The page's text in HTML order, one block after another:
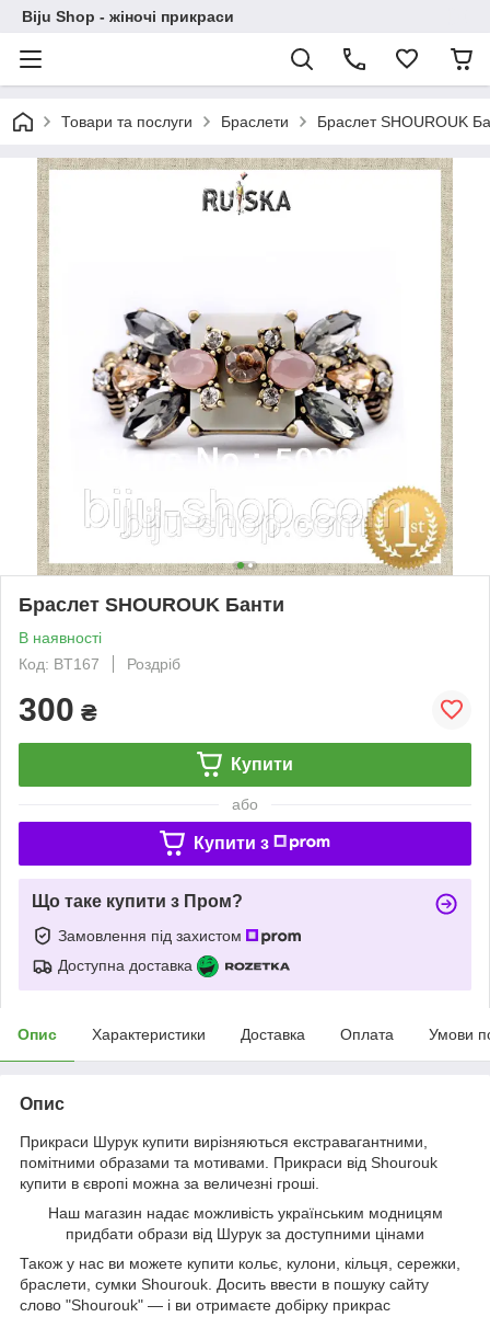
Biju Shop - жіночі прикраси
Товари та послуги Браслети Браслет SHOUROUK
Браслет SHOUROUK Банти
В наявності
Код: BT167
Роздріб
300 ₴
Купити
або
Купити з
Що таке купити з Пром?
Замовлення під захистом
Доступна доставка
Опис Характеристики Доставка Оплата Умови
Опис
Прикраси Шурук купити вирізняються екстравагантними,
помітними образами та мотивами. Прикраси від Shourouk
купити в європі можна за величезні гроші.
Наш магазин надає можливість українським модницям
придбати образи від Шурук за доступними цінами
Також у нас ви можете купити кольє, кулони, кільця, сережки,
браслети, сумки Shourouk. Досить ввести в пошуку сайту
слово "Shourouk" — і ви отримаєте добірку прикрас